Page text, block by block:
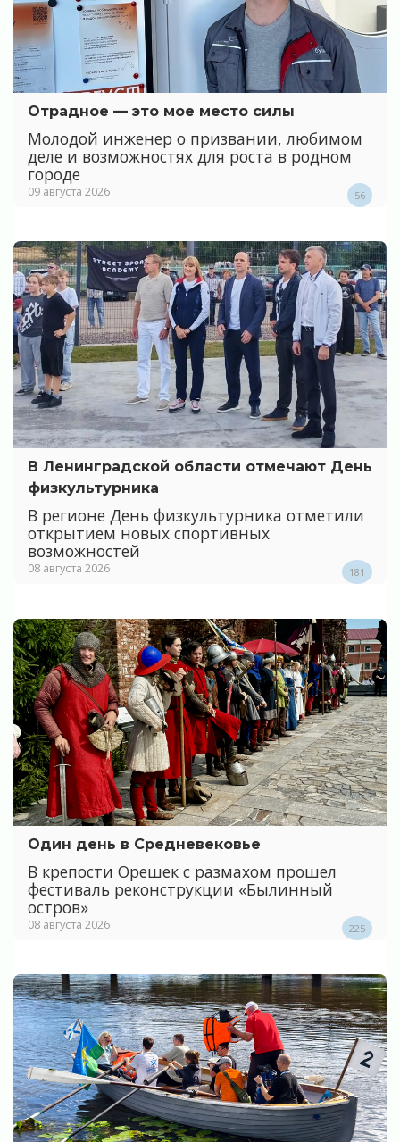
Отрадное — это мое место силы
Молодой инженер о призвании, любимом
деле и возможностях для роста в родном
городе
09 августа 2026 56
В Ленинградской области отмечают День
физкультурника
В регионе День физкультурника отметили
открытием новых спортивных
возможностей
08 августа 2026 181
Один день в Средневековье
В крепости Орешек с размахом прошел
фестиваль реконструкции «Былинный
остров»
08 августа 2026 225